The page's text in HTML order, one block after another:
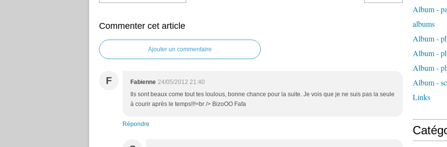
Commenter cet article
Ajouter un commentaire
F Fabienne 24/05/2012 21:40
Ils sont beaux come tout tes loulous, bonne chance pour la suite. Je vois que je ne suis pas la seule
à courir après le temps!!!<br /> BizoOO Fafa
Répondre
Album -
albums
Album -
Album -
Album -
Album -
Links